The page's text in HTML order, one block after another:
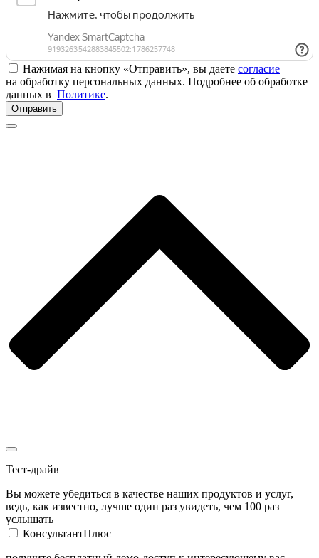
Нажимая на кнопку «Отправить», вы даете согласие
на обработку персональных данных. Подробнее об обработке
данных в Политике.
Отправить
Тест-драйв
Вы можете убедиться в качестве наших продуктов и услуг,
ведь, как известно, лучше один раз увидеть, чем 100 раз
услышать
КонсультантПлюс